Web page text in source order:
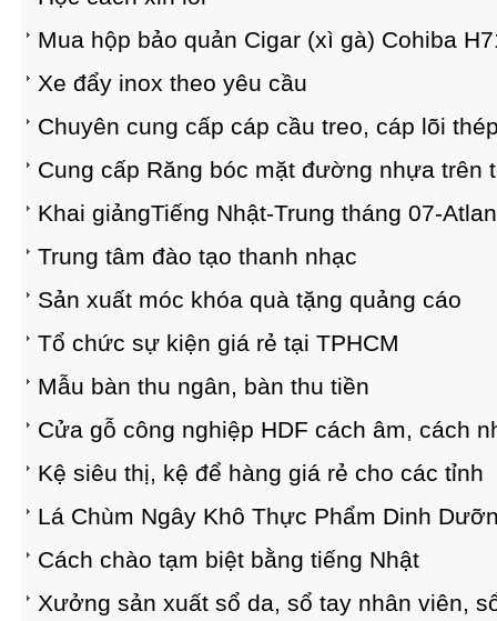
Mua hộp bảo quản Cigar (xì gà) Cohiba
Xe đẩy inox theo yêu cầu
Chuyên cung cấp cáp cầu treo, cáp lõi
Cung cấp Răng bóc mặt đường nhựa trên
Khai giảngTiếng Nhật-Trung tháng 07-
Trung tâm đào tạo thanh nhạc
Sản xuất móc khóa quà tặng quảng cáo
Tổ chức sự kiện giá rẻ tại TPHCM
Mẫu bàn thu ngân, bàn thu tiền
Cửa gỗ công nghiệp HDF cách âm, cách
Kệ siêu thị, kệ để hàng giá rẻ cho các tỉnh
Lá Chùm Ngây Khô Thực Phẩm Dinh
Cách chào tạm biệt bằng tiếng Nhật
Xưởng sản xuất sổ da, sổ tay nhân viên,